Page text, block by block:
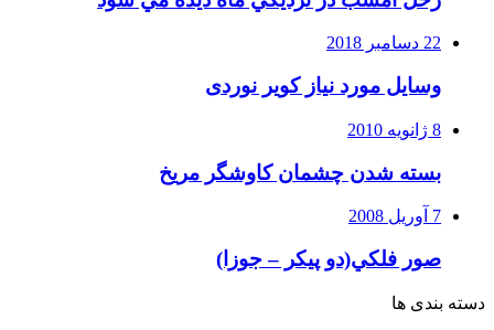
22 دسامبر 2018
وسایل مورد نیاز کویر نوردی
8 ژانویه 2010
بسته شدن چشمان کاوشگر مريخ
7 آوریل 2008
صور فلكي(دو پیکر – جوزا)
دسته بندی ها